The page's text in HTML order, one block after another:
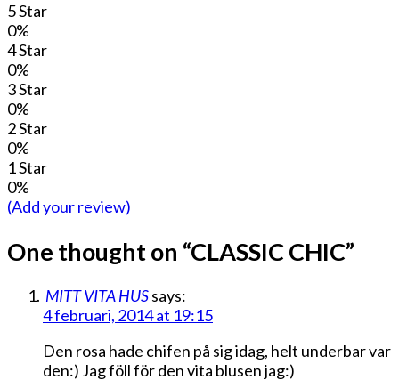
5 Star
0%
4 Star
0%
3 Star
0%
2 Star
0%
1 Star
0%
(Add your review)
One thought on “CLASSIC CHIC”
MITT VITA HUSsays:
4 februari, 2014 at 19:15
Den rosa hade chifen på sig idag, helt underbar var
den:) Jag föll för den vita blusen jag:)